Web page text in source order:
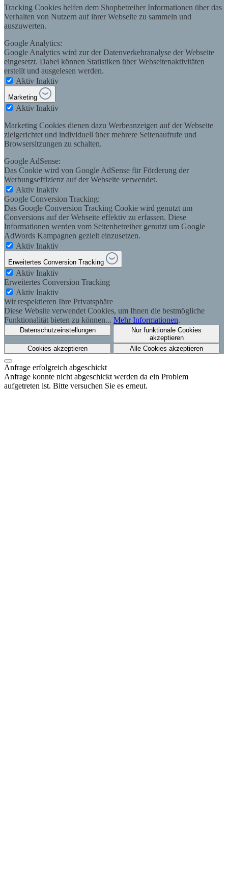
Tracking Cookies helfen dem Shopbetreiber Informationen über das
Verhalten von Nutzern auf ihrer Webseite zu sammeln und
auszuwerten.
Google Analytics:
Google Analytics wird zur der Datenverkehranalyse der Webseite
eingesetzt. Dabei können Statistiken über Webseitenaktivitäten
erstellt und ausgelesen werden.
Aktiv Inaktiv
Marketing
Aktiv Inaktiv
Marketing Cookies dienen dazu Werbeanzeigen auf der Webseite
zielgerichtet und individuell über mehrere Seitenaufrufe und
Browsersitzungen zu schalten.
Google AdSense:
Das Cookie wird von Google AdSense für Förderung der
Werbungseffizienz auf der Webseite verwendet.
Aktiv Inaktiv
Google Conversion Tracking:
Das Google Conversion Tracking Cookie wird genutzt um
Conversions auf der Webseite effektiv zu erfassen. Diese
Informationen werden vom Seitenbetreiber genutzt um Google
AdWords Kampagnen gezielt einzusetzen.
Aktiv Inaktiv
Erweitertes Conversion Tracking
Aktiv Inaktiv
Erweitertes Conversion Tracking
Aktiv Inaktiv
Wir respektieren Ihre Privatsphäre
Diese Website verwendet Cookies, um Ihnen die bestmögliche
Funktionalität bieten zu können... Mehr Informationen.
Datenschutzeinstellungen
Nur funktionale Cookies
akzeptieren
Cookies akzeptieren
Alle Cookies akzeptieren
Anfrage erfolgreich abgeschickt
Anfrage konnte nicht abgeschickt werden da ein Problem
aufgetreten ist. Bitte versuchen Sie es erneut.